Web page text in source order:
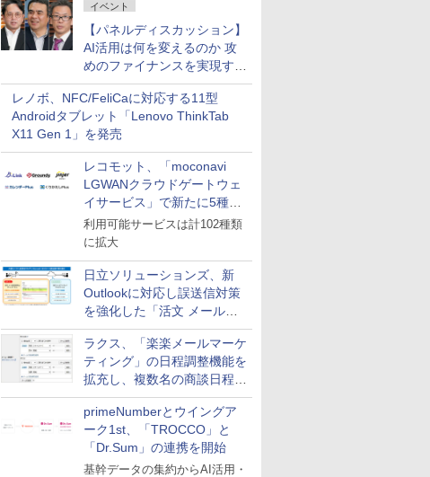
イベント
【パネルディスカッション】
AI活用は何を変えるのか 攻
めのファイナンスを実現する
業務設計とマインドセット変
革
レノボ、NFC/FeliCaに対応する11型
Androidタブレット「Lenovo ThinkTab
X11 Gen 1」を発売
レコモット、「moconavi
LGWANクラウドゲートウェ
イサービス」で新たに5種類
のサービスと連携開始
利用可能サービスは計102種類
に拡大
日立ソリューションズ、新
Outlookに対応し誤送信対策
を強化した「活文 メール誤
送信防止アドインサービス」
を提供
ラクス、「楽楽メールマーケ
ティング」の日程調整機能を
拡充し、複数名の商談日程調
整を効率化
primeNumberとウイングア
ーク1st、「TROCCO」と
「Dr.Sum」の連携を開始
基幹データの集約からAI活用・